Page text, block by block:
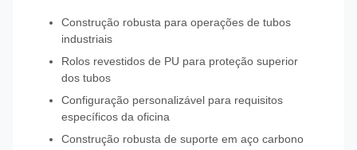
Construção robusta para operações de tubos
industriais
Rolos revestidos de PU para proteção superior
dos tubos
Configuração personalizável para requisitos
específicos da oficina
Construção robusta de suporte em aço carbono